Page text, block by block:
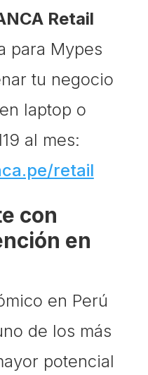
Retail
para Mypes
tu negocio
laptop o
al mes:
retail
con
en
en Perú
de los más
potencial